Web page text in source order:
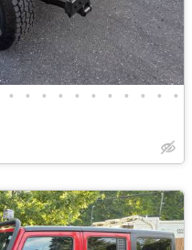
• • • • • • • • • • •